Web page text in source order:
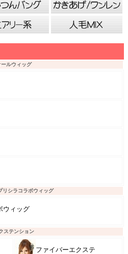
ールウィッグ
リシラコラボウィッグ
ウィッグ
ステンション
ファイバーエクステ